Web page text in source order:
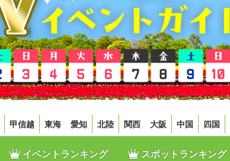
甲信越 東海 愛知 北陸 関西 大阪 中国 四国
イベントランキング スポットランキング